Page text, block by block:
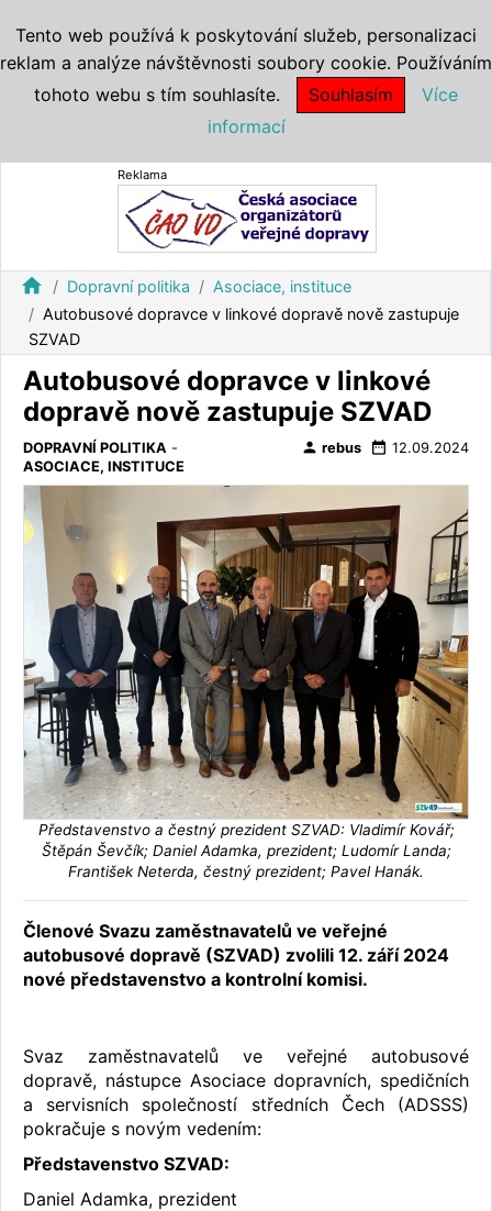
Reklama
home Dopravní politika
Asociace, instituce
Autobusové dopravce v linkové dopravě nově zastupuje
SZVAD
Autobusové dopravce v linkové
dopravě nově zastupuje SZVAD
DOPRAVNÍ POLITIKA -
ASOCIACE, INSTITUCE
person rebus date_range 12.09.2024
Představenstvo a čestný prezident SZVAD: Vladimír Kovář;
Štěpán Ševčík; Daniel Adamka, prezident; Ludomír Landa;
František Neterda, čestný prezident; Pavel Hanák.
Členové Svazu zaměstnavatelů ve veřejné
autobusové dopravě (SZVAD) zvolili 12. září 2024
nové představenstvo a kontrolní komisi.
Svaz zaměstnavatelů ve veřejné autobusové
dopravě, nástupce Asociace dopravních, spedičních
a servisních společností středních Čech (ADSSS)
pokračuje s novým vedením:
Představenstvo SZVAD:
Daniel Adamka, prezident
Tento web používá k poskytování služeb, personalizaci
reklam a analýze návštěvnosti soubory cookie. Používáním
tohoto webu s tím souhlasíte.
Souhlasím
Více
informací